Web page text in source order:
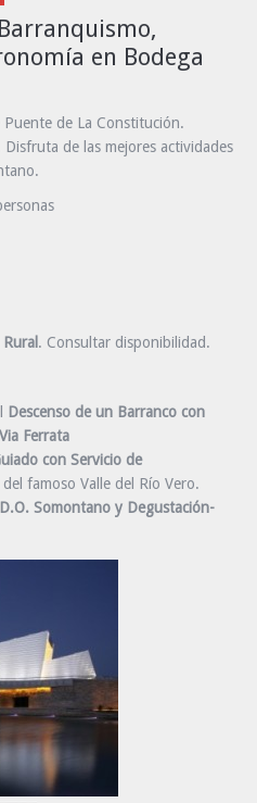
en Bodega
Puente de La Constitución.
de las mejores actividades
. Consultar disponibilidad.
Descenso de un Barranco con
Via Ferrata
con Servicio de
famoso Valle del Río Vero.
Somontano y Degustación-